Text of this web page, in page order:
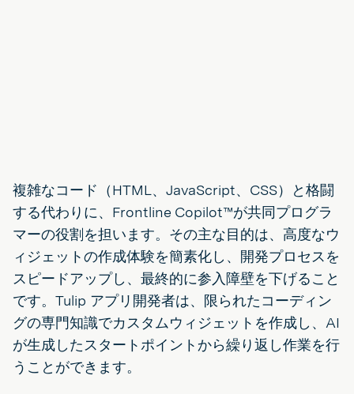
複雑なコード（HTML、JavaScript、CSS）と格闘
する代わりに、Frontline Copilot™が共同プログラ
マーの役割を担います。その主な目的は、高度なウ
ィジェットの作成体験を簡素化し、開発プロセスを
スピードアップし、最終的に参入障壁を下げること
です。Tulip アプリ開発者は、限られたコーディン
グの専門知識でカスタムウィジェットを作成し、AI
が生成したスタートポイントから繰り返し作業を行
うことができます。